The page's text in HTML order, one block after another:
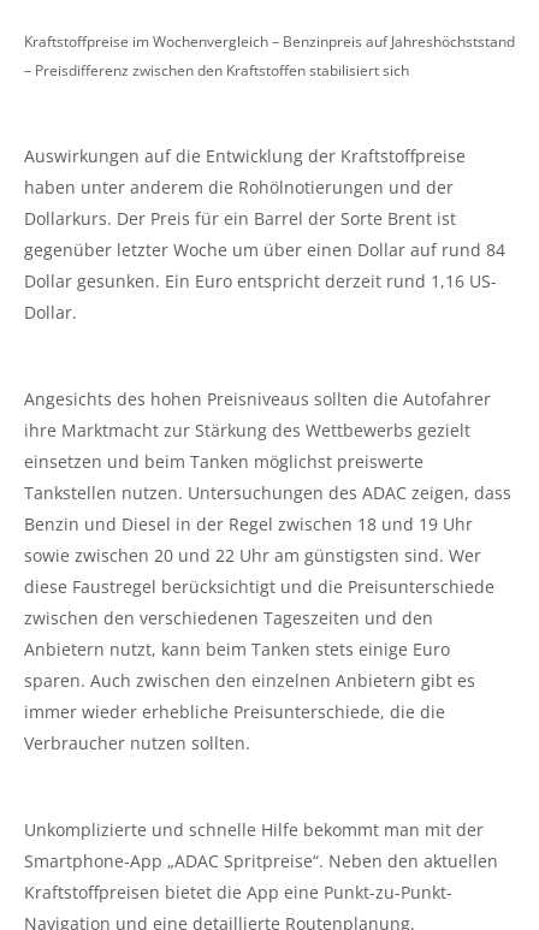
Kraftstoffpreise im Wochenvergleich – Benzinpreis auf Jahreshöchststand
– Preisdifferenz zwischen den Kraftstoffen stabilisiert sich
Auswirkungen auf die Entwicklung der Kraftstoffpreise
haben unter anderem die Rohölnotierungen und der
Dollarkurs. Der Preis für ein Barrel der Sorte Brent ist
gegenüber letzter Woche um über einen Dollar auf rund 84
Dollar gesunken. Ein Euro entspricht derzeit rund 1,16 US-
Dollar.
Angesichts des hohen Preisniveaus sollten die Autofahrer
ihre Marktmacht zur Stärkung des Wettbewerbs gezielt
einsetzen und beim Tanken möglichst preiswerte
Tankstellen nutzen. Untersuchungen des ADAC zeigen, dass
Benzin und Diesel in der Regel zwischen 18 und 19 Uhr
sowie zwischen 20 und 22 Uhr am günstigsten sind. Wer
diese Faustregel berücksichtigt und die Preisunterschiede
zwischen den verschiedenen Tageszeiten und den
Anbietern nutzt, kann beim Tanken stets einige Euro
sparen. Auch zwischen den einzelnen Anbietern gibt es
immer wieder erhebliche Preisunterschiede, die die
Verbraucher nutzen sollten.
Unkomplizierte und schnelle Hilfe bekommt man mit der
Smartphone-App „ADAC Spritpreise“. Neben den aktuellen
Kraftstoffpreisen bietet die App eine Punkt-zu-Punkt-
Navigation und eine detaillierte Routenplanung.